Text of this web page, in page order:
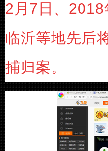
2月7日、
临沂等地先后
捕归案。